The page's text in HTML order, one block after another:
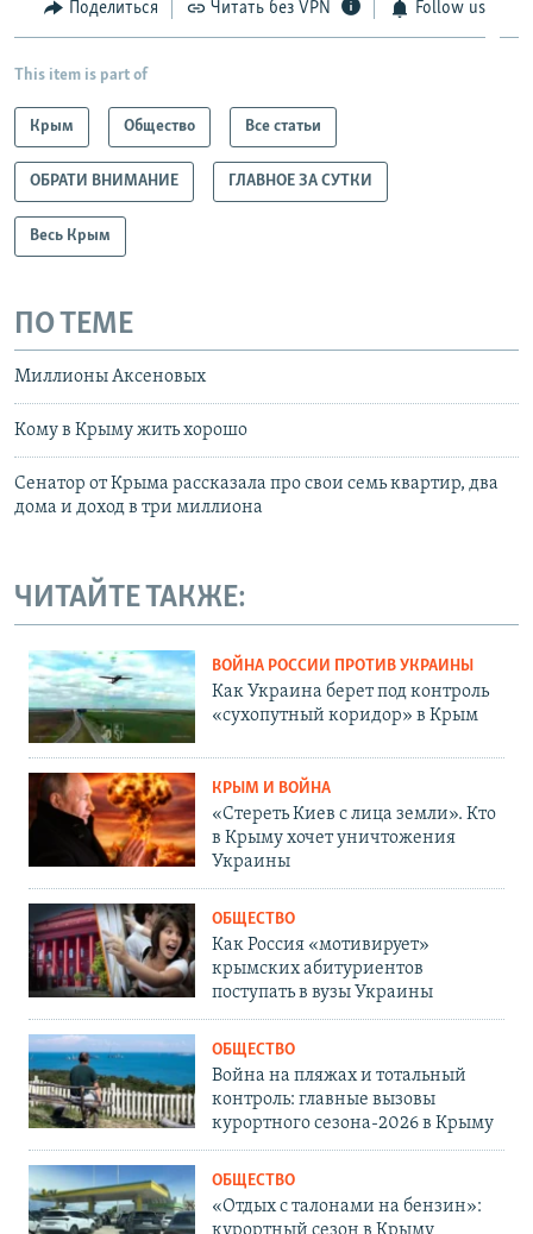
Поделиться Читать без VPN Follow us
This item is part of
Крым Общество Все статьи
ОБРАТИ ВНИМАНИЕ ГЛАВНОЕ ЗА СУТКИ
Весь Крым
ПО ТЕМЕ
Миллионы Аксеновых
Кому в Крыму жить хорошо
Сенатор от Крыма рассказала про свои семь квартир, два
дома и доход в три миллиона
ЧИТАЙТЕ ТАКЖЕ:
ВОЙНА РОССИИ ПРОТИВ УКРАИНЫ
Как Украина берет под контроль
«сухопутный коридор» в Крым
КРЫМ И ВОЙНА
«Стереть Киев с лица земли». Кто
в Крыму хочет уничтожения
Украины
ОБЩЕСТВО
Как Россия «мотивирует»
крымских абитуриентов
поступать в вузы Украины
ОБЩЕСТВО
Война на пляжах и тотальный
контроль: главные вызовы
курортного сезона-2026 в Крыму
ОБЩЕСТВО
«Отдых с талонами на бензин»: